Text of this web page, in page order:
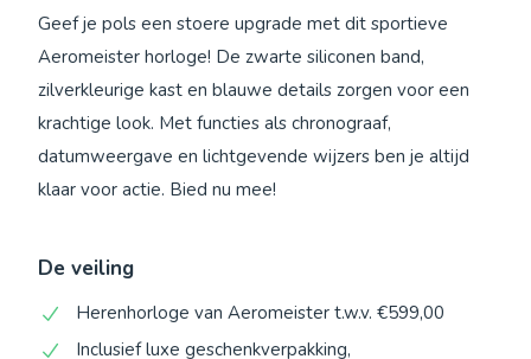
Geef je pols een stoere upgrade met dit sportieve
Aeromeister horloge! De zwarte siliconen band,
zilverkleurige kast en blauwe details zorgen voor een
krachtige look. Met functies als chronograaf,
datumweergave en lichtgevende wijzers ben je altijd
klaar voor actie. Bied nu mee!
De veiling
Herenhorloge van Aeromeister t.w.v. €599,00
Inclusief luxe geschenkverpakking,